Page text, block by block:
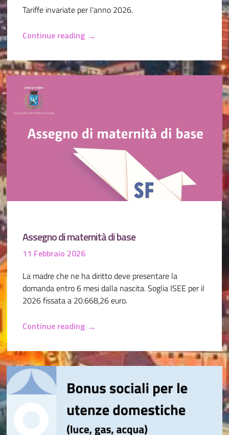
Tariffe invariate per l'anno 2026.
Continue reading →
Assegno di maternità di base
11 Febbraio 2026
La madre che ne ha diritto deve presentare la
domanda entro 6 mesi dalla nascita. Soglia ISEE per il
2026 fissata a 20.668,26 euro.
Continue reading →